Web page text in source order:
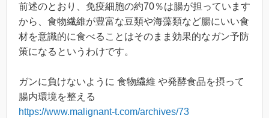
前述のとおり、免疫細胞の約70％は腸が担っています
から、食物繊維が豊富な豆類や海藻類など腸にいい食
材を意識的に食べることはそのまま効果的なガン予防
策になるというわけです。
ガンに負けないように 食物繊維 や発酵食品を摂って
腸内環境を整える
https://www.malignant-t.com/archives/73